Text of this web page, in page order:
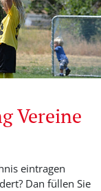
Vereine
eintragen
Dan füllen Sie